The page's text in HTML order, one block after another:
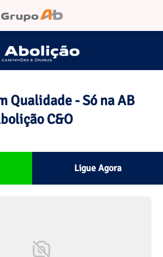
Qualidade - Só na AB
C&O
Ligue Agora